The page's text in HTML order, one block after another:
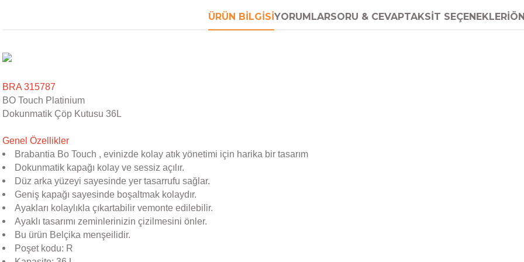
ÜRÜN BILGISIYORUMLARSORU & CEVAPTAKSIT SEÇENEKLERI
BRA 315787
BO Touch Platinium
Dokunmatik Çöp Kutusu 36L
Genel Özellikler
Brabantia Bo Touch , evinizde kolay atık yönetimi için harika bir tasarım
Dokunmatik kapağı kolay ve sessiz açılır.
Düz arka yüzeyi sayesinde yer tasarrufu sağlar.
Geniş kapağı sayesinde boşaltmak kolaydır.
Ayakları kolaylıkla çıkartabilir vemonte edilebilir.
Ayaklı tasarımı zeminlerinizin çizilmesini önler.
Bu ürün Belçika menşeilidir.
Poşet kodu: R